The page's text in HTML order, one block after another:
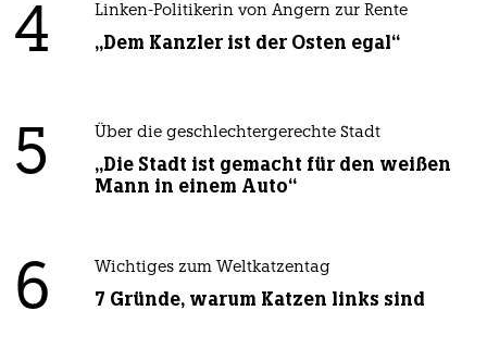
4 Linken-Politikerin von Angern zur Rente
„Dem Kanzler ist der Osten egal“
5 Über die geschlechtergerechte Stadt
„Die Stadt ist gemacht für den weißen
Mann in einem Auto“
6 Wichtiges zum Weltkatzentag
7 Gründe, warum Katzen links sind